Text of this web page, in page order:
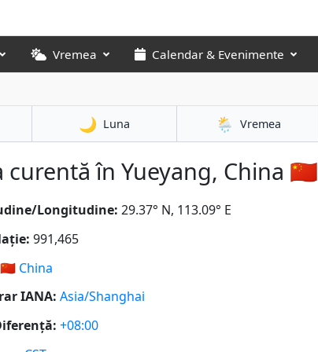
Vremea Calendar & Evenimente
🌙 Luna 🌦️ Vremea
curentă în Yueyang, China 🇨🇳
Longitudine: 29.37° N, 113.09° E
991,465
China
IANA: Asia/Shanghai
+08:00